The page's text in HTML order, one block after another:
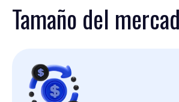
Tamaño del